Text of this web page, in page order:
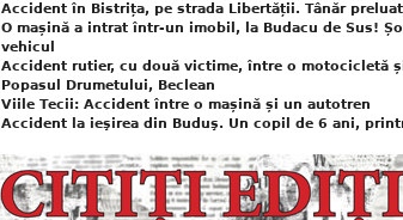
Accident în Bistrița, pe strada Libertății. Tânăr preluat
O mașină a intrat într-un imobil, la Budacu de Sus!
vehicul
Accident rutier, cu două victime, între o motocicletă
Popasul Drumetului, Beclean
Viile Tecii: Accident între o mașină și un autotren
Accident la ieşirea din Buduş. Un copil de 6 ani,